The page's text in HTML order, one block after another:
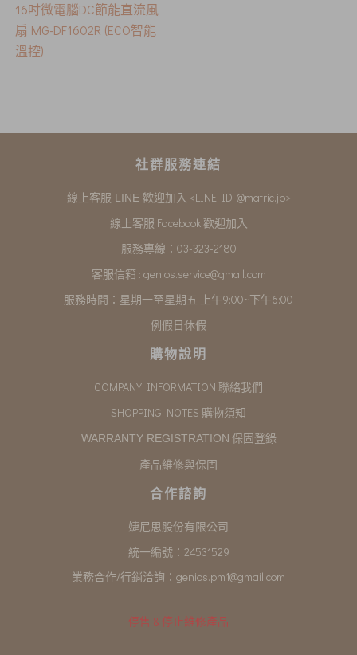
16吋微電腦DC節能直流風
扇 MG-DF1602R (ECO智能
溫控)
社群服務連結
線上客服 LINE 歡迎加入 <LINE ID: @matric.jp>
線上客服 Facebook 歡迎加入
服務專線：03-323-2180
客服信箱 : genios.service@gmail.com
服務時間：星期一至星期五 上午9:00~下午6:00
例假日休假
購物說明
COMPANY INFORMATION 聯絡我們
SHOPPING NOTES 購物須知
WARRANTY REGISTRATION 保固登錄
產品維修與保固
合作諮詢
婕尼思股份有限公司
統一編號：24531529
業務合作/行銷洽詢： genios.pm1@gmail.com
停售 & 停止維修產品